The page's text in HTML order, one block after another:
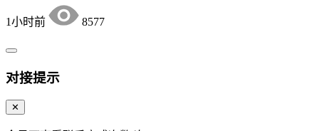
1小时前 8577
对接提示
✕